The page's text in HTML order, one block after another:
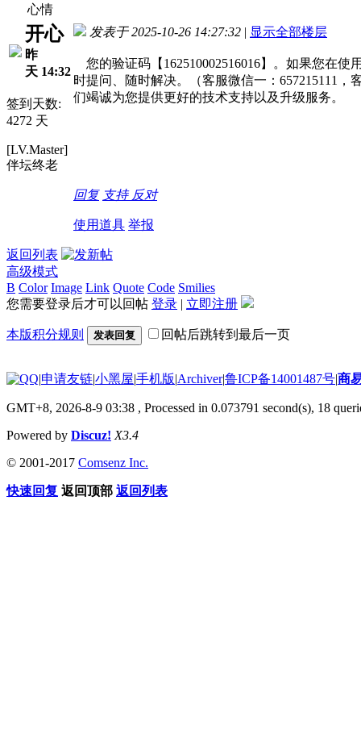
心情
开心
昨
天 14:32
签到天数:
4272 天
[LV.Master]
伴坛终老
发表于 2025-10-26 14:27:32 | 显示全部楼层
您的验证码【162510002516016】。如果您在
时提问、随时解决。（客服微信一：657215111，
们竭诚为您提供更好的技术支持以及升级服务。
回复 支持 反对
使用道具 举报
返回列表
高级模式
B Color Image Link Quote Code Smilies
您需要登录后才可以回帖 登录 | 立即注册
本版积分规则 发表回复 回帖后跳转到最后一页
|申请友链|小黑屋|手机版|Archiver|鲁ICP备14001487号|商
GMT+8, 2026-8-9 03:38 , Processed in 0.073791 second(s), 18
Powered by Discuz! X3.4
© 2001-2017 Comsenz Inc.
快速回复 返回顶部 返回列表